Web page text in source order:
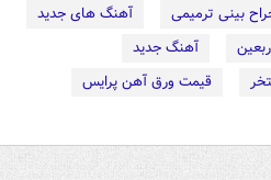
بینی ترمیمی
آهنگ های جدید
آهنگ جدید
قیمت ورق آهن پرایس